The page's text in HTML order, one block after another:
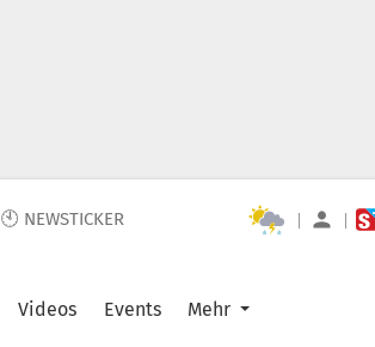
🕙 NEWSTICKER | |
Videos Events Mehr